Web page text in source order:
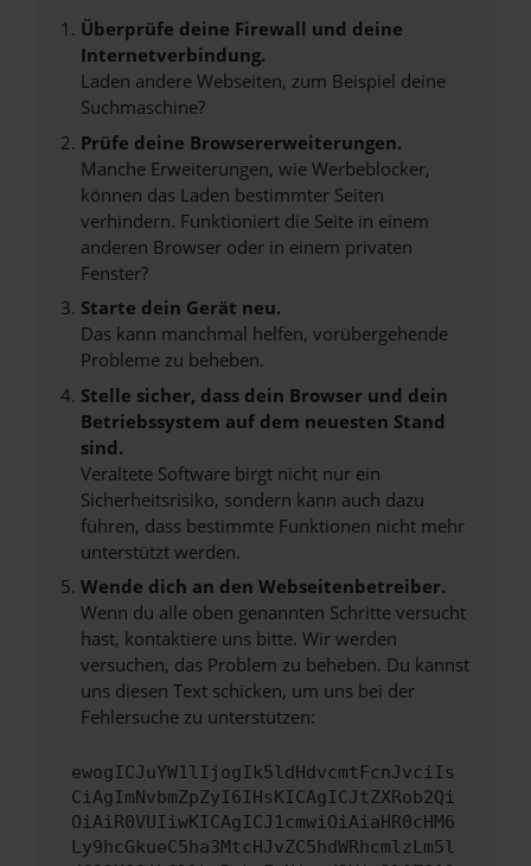
Überprüfe deine Firewall und deine
Internetverbindung.
Laden andere Webseiten, zum Beispiel deine
Suchmaschine?
Prüfe deine Browsererweiterungen.
Manche Erweiterungen, wie Werbeblocker,
können das Laden bestimmter Seiten
verhindern. Funktioniert die Seite in einem
anderen Browser oder in einem privaten
Fenster?
Starte dein Gerät neu.
Das kann manchmal helfen, vorübergehende
Probleme zu beheben.
Stelle sicher, dass dein Browser und dein
Betriebssystem auf dem neuesten Stand
sind.
Veraltete Software birgt nicht nur ein
Sicherheitsrisiko, sondern kann auch dazu
führen, dass bestimmte Funktionen nicht mehr
unterstützt werden.
Wende dich an den Webseitenbetreiber.
Wenn du alle oben genannten Schritte versucht
hast, kontaktiere uns bitte. Wir werden
versuchen, das Problem zu beheben. Du kannst
uns diesen Text schicken, um uns bei der
Fehlersuche zu unterstützen:
ewogICJuYW1lIjogIk5ldHdvcmtFcnJvciIs
CiAgImNvbmZpZyI6IHsKICAgICJtZXRob2Qi
OiAiR0VUIiwKICAgICJ1cmwiOiAiaHR0cHM6
Ly9hcGkueC5ha3MtcHJvZC5hdWRhcmlzLm5l